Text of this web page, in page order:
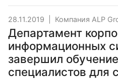
28.11.2019 Компания ALP
Департамент
информационных
завершил
специалистов для